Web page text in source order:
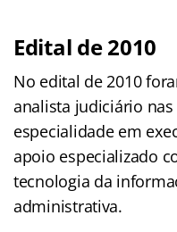
Edital de 2010
No edital de 2010
analista judiciário
especialidade em
apoio especializado
tecnologia da
administrativa.